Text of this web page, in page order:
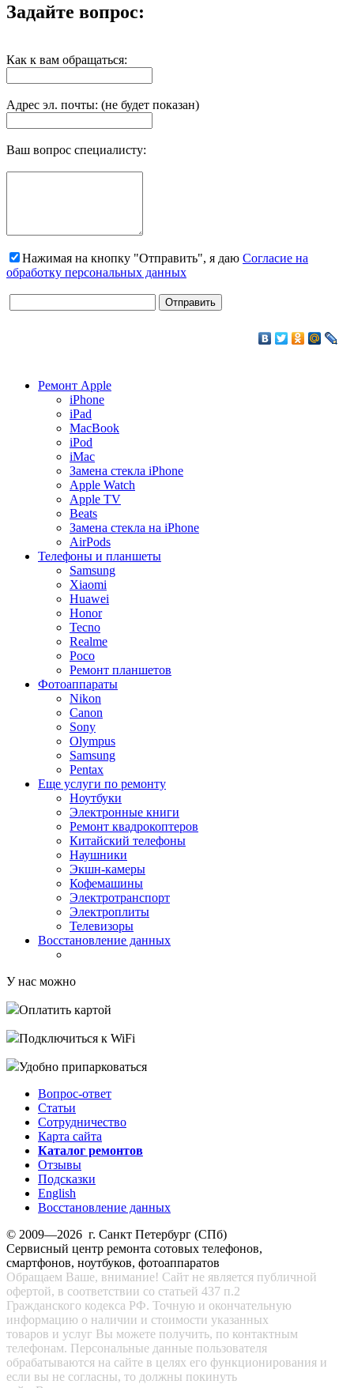
Задайте вопрос:
Как к вам обращаться:
Адрес эл. почты: (не будет показан)
Ваш вопрос специалисту:
Нажимая на кнопку "Отправить", я даю Согласие на
обработку персональных данных
Ремонт Apple
iPhone
iPad
MacBook
iPod
iMac
Замена стекла iPhone
Apple Watch
Apple TV
Beats
Замена стекла на iPhone
AirPods
Телефоны и планшеты
Samsung
Xiaomi
Huawei
Honor
Tecno
Realme
Poco
Ремонт планшетов
Фотоаппараты
Nikon
Canon
Sony
Olympus
Samsung
Pentax
Еще услуги по ремонту
Ноутбуки
Электронные книги
Ремонт квадрокоптеров
Китайский телефоны
Наушники
Экшн-камеры
Кофемашины
Электротранспорт
Электроплиты
Телевизоры
Восстановление данных
У нас можно
Оплатить картой
Подключиться к WiFi
Удобно припарковаться
Вопрос-ответ
Статьи
Сотрудничество
Карта сайта
Каталог ремонтов
Отзывы
Подсказки
English
Восстановление данных
© 2009—2026 г. Санкт Петербург (СПб)
Сервисный центр ремонта сотовых телефонов,
смартфонов, ноутбуков, фотоаппаратов
Обращаем Ваше, внимание! Сайт не является публичной
офертой, в соответствии со статьей 437 п.2
Гражданского кодекса РФ. Точную и окончательную
информацию о наличии и стоимости указанных
товаров и услуг Вы можете получить, по контактным
телефонам. Персональные данные пользователя
обрабатываются на сайте в целях его функционирования и
если вы не согласны, то должны покинуть